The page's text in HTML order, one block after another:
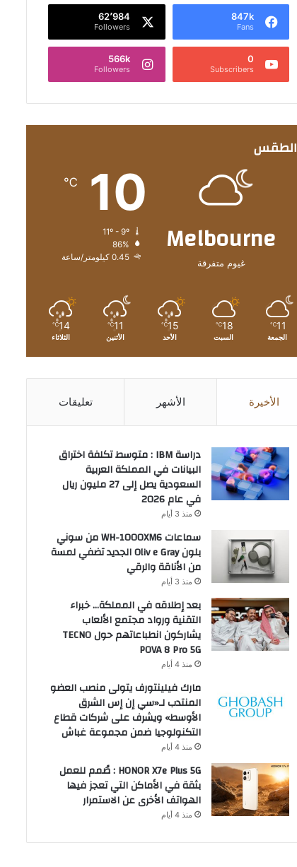
847k
Fans
62٬984
Followers
0
Subscribers
566k
Followers
الطقس
Melbourne
غيوم متفرقة
10
℃
86%
0.45 كيلومتر/ساعة
11
℃
الجمعة
18
℃
السبت
15
℃
الأحد
11
℃
الأثنين
14
℃
الثلاثاء
الأخيرة الأشهر تعليقات
دراسة IBM : متوسط تكلفة اختراق
البيانات في المملكة العربية
السعودية يصل إلى 27 مليون ريال
في عام 2026
منذ 3 أيام
سماعات WH-1000XM6 من سوني
بلون Oliv e Gray الجديد تضفي لمسة
من الأناقة والرقي
منذ 3 أيام
بعد إطلاقه في المملكة… خبراء
التقنية ورواد مجتمع الألعاب
يشاركون انطباعاتهم حول TECNO
POVA 8 Pro 5G
منذ 4 أيام
مارك فيلينتورف يتولى منصب العضو
المنتدب لـ«سي إن إس الشرق
الأوسط» ويشرف على شركات قطاع
التكنولوجيا ضمن مجموعة غباش
منذ 4 أيام
HONOR X7e Plus 5G : صُمم للعمل
بثقة في الأماكن التي تعجز فيها
الهواتف الأخرى عن الاستمرار
منذ 4 أيام